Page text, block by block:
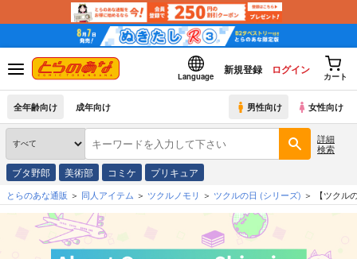
Language
新規登録 ログイン
カート
全年齢向け 成年向け 男性向け 女性向け
詳細
検索
ブタ野郎 美術部 コミケ プリキュア
とらのあな通販 同人アイテム ツクルノモリ ツクルの日 (シリーズ) 【ツクル